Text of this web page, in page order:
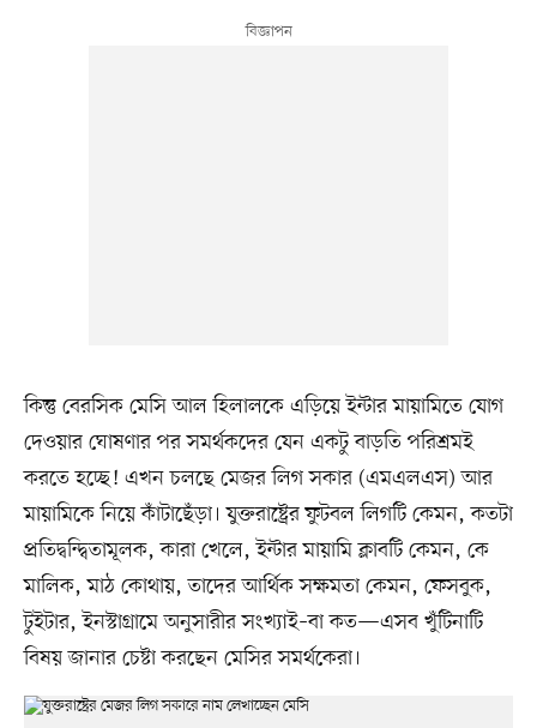
কিন্তু বেরসিক মেসি আল হিলালকে এড়িয়ে ইন্টার মায়ামিতে যোগ
দেওয়ার ঘোষণার পর সমর্থকদের যেন একটু বাড়তি পরিশ্রমই
করতে হচ্ছে! এখন চলছে মেজর লিগ সকার (এমএলএস) আর
মায়ামিকে নিয়ে কাঁটাছেঁড়া। যুক্তরাষ্ট্রের ফুটবল লিগটি কেমন, কতটা
প্রতিদ্বন্দ্বিতামূলক, কারা খেলে, ইন্টার মায়ামি ক্লাবটি কেমন, কে
মালিক, মাঠ কোথায়, তাদের আর্থিক সক্ষমতা কেমন, ফেসবুক,
টুইটার, ইনস্টাগ্রামে অনুসারীর সংখ্যাই–বা কত—এসব খুঁটিনাটি
বিষয় জানার চেষ্টা করছেন মেসির সমর্থকেরা।